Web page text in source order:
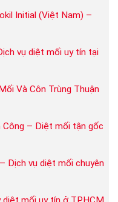
Initial (Việt Nam) –
vụ diệt mối uy tín tại
Và Côn Trùng Thuận
Công – Diệt mối tận gốc
Dịch vụ diệt mối chuyên